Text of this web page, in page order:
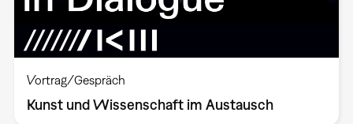
Vortrag/Gespräch
Kunst und Wissenschaft im Austausch